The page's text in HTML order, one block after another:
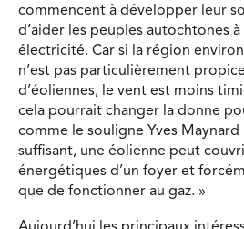
commencent à développer leur
d’aider les peuples autochtones à
électricité. Car si la région
n’est pas particulièrement
d’éoliennes, le vent est moins
cela pourrait changer la donne
comme le souligne Yves Maynard
suffisant, une éolienne peut
énergétiques d’un foyer et
que de fonctionner au gaz. »